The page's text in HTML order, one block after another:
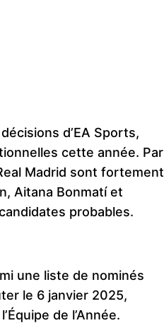
d’EA Sports,
cette année. Par
Madrid sont fortement
Aitana Bonmatí et
probables.
une liste de nominés
le 6 janvier 2025,
de l’Année.